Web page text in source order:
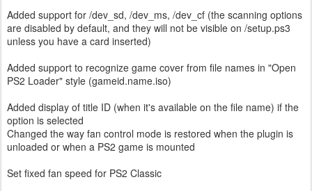
Added support for /dev_sd, /dev_ms, /dev_cf (the scanning options
are disabled by default, and they will not be visible on /setup.ps3
unless you have a card inserted)
Added support to recognize game cover from file names in "Open
PS2 Loader" style (gameid.name.iso)
Added display of title ID (when it's available on the file name) if the
option is selected
Changed the way fan control mode is restored when the plugin is
unloaded or when a PS2 game is mounted
Set fixed fan speed for PS2 Classic